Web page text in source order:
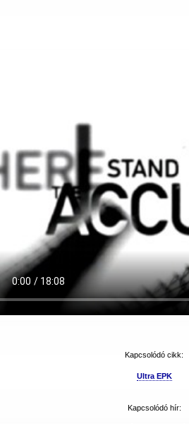
Kapcsolódó cikk:
Ultra EPK
Kapcsolódó hír: